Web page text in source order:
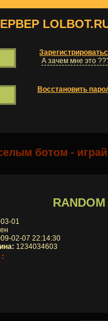
А зачем мне это
Восстановить
ботом -
RANDOM
01
02-07 22:14:30
1234034603
-